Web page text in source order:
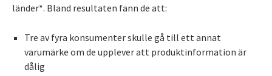
länder*. Bland resultaten fann de att:
Tre av fyra konsumenter skulle gå till ett annat
varumärke om de upplever att produktinformation är
dålig